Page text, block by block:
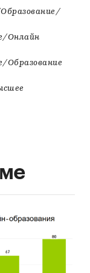
Онлайн
Образование